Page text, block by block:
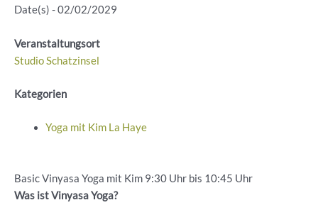
Date(s) - 02/02/2029
Veranstaltungsort
Studio Schatzinsel
Kategorien
Yoga mit Kim La Haye
Basic Vinyasa Yoga mit Kim 9:30 Uhr bis 10:45 Uhr
Was ist Vinyasa Yoga?